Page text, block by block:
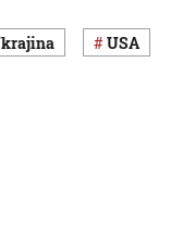
Ukrajina USA